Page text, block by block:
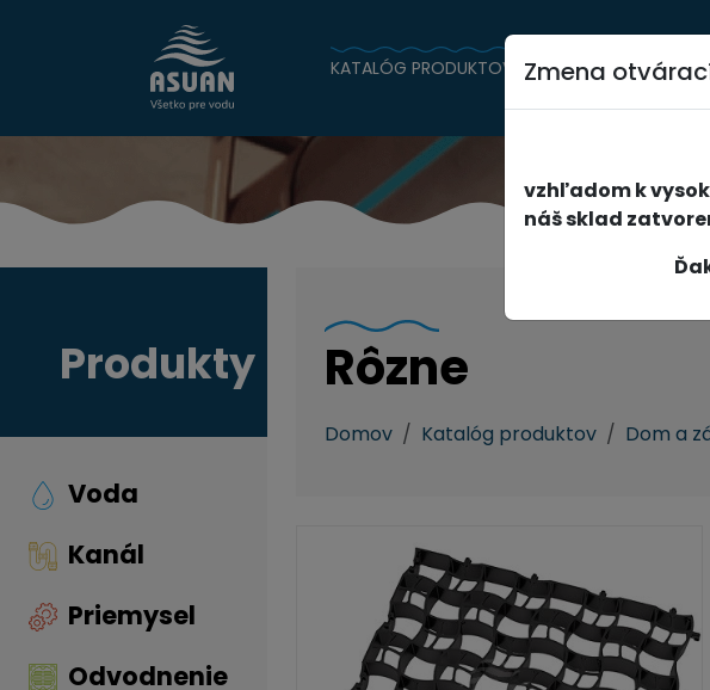
KATALÓG PRODUKTOV AKCIE NOVINKY
Produkty
Voda
Kanál
Priemysel
Odvodnenie
Rôzne
Domov Katalóg produktov Dom a
Zmena
vzhľadom k
náš sklad